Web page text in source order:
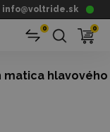
info@voltride.sk
0 0
matica hlavového